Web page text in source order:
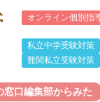
オンライン個別指
私立中学受験対策
難関私立受験対策
窓口編集部からみた